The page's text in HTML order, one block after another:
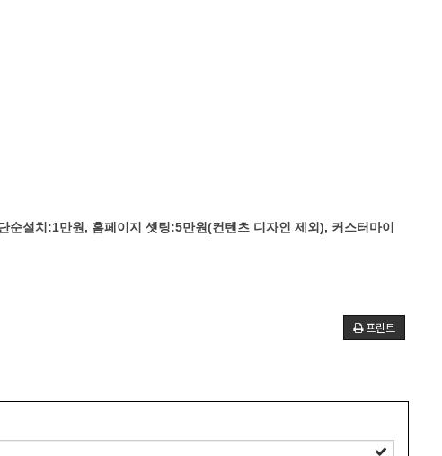
순설치:1만원, 홈페이지 셋팅:5만원(컨텐츠 디자인 제외), 커스터마이
프린트